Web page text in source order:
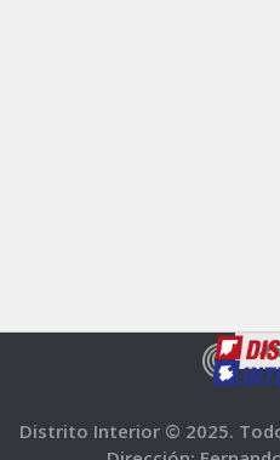
Distrito Interior © 2025.